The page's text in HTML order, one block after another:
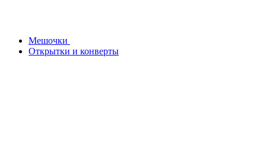
Мешочки
Открытки и конверты